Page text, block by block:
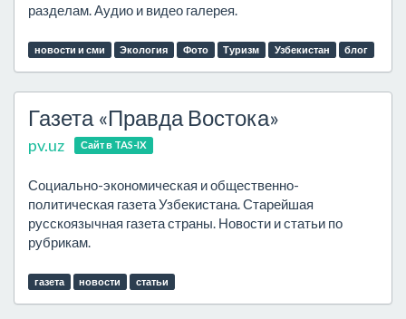
разделам. Аудио и видео галерея.
новости и сми Экология Фото Туризм Узбекистан блог
Газета «Правда Востока»
pv.uz Сайт в TAS-IX
Социально-экономическая и общественно-
политическая газета Узбекистана. Старейшая
русскоязычная газета страны. Новости и статьи по
рубрикам.
газета новости статьи